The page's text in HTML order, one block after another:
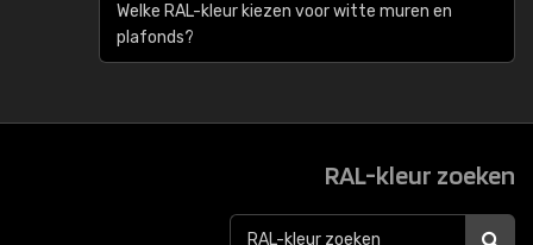
Welke RAL-kleur kiezen voor witte muren en
plafonds?
RAL-kleur zoeken